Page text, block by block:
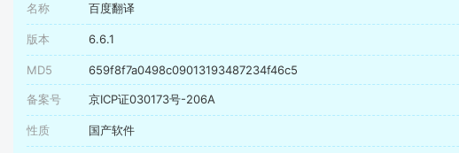
名称 百度翻译
版本 6.6.1
MD5 659f8f7a0498c09013193487234f46c5
备案号 京ICP证030173号-206A
性质 国产软件